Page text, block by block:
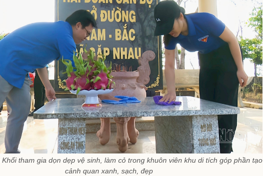
tham gia dọn dẹp vệ sinh, làm cỏ trong khuôn viên khu di tích góp phần tạo
cảnh quan xanh, sạch, đẹp